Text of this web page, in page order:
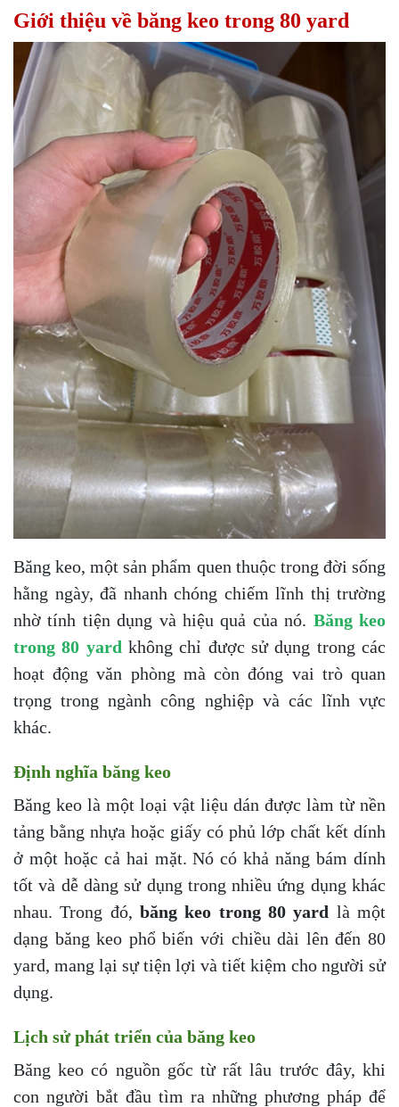
Giới thiệu về băng keo trong 80 yard
Băng keo, một sản phẩm quen thuộc trong đời sống
hằng ngày, đã nhanh chóng chiếm lĩnh thị trường
nhờ tính tiện dụng và hiệu quả của nó. Băng keo
trong 80 yard không chỉ được sử dụng trong các
hoạt động văn phòng mà còn đóng vai trò quan
trọng trong ngành công nghiệp và các lĩnh vực
khác.
Định nghĩa băng keo
Băng keo là một loại vật liệu dán được làm từ nền
tảng bằng nhựa hoặc giấy có phủ lớp chất kết dính
ở một hoặc cả hai mặt. Nó có khả năng bám dính
tốt và dễ dàng sử dụng trong nhiều ứng dụng khác
nhau. Trong đó, băng keo trong 80 yard là một
dạng băng keo phổ biến với chiều dài lên đến 80
yard, mang lại sự tiện lợi và tiết kiệm cho người sử
dụng.
Lịch sử phát triển của băng keo
Băng keo có nguồn gốc từ rất lâu trước đây, khi
con người bắt đầu tìm ra những phương pháp để